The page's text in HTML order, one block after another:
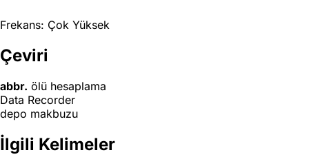
Frekans: Çok Yüksek
Çeviri
abbr. ölü hesaplama
Data Recorder
depo makbuzu
İlgili Kelimeler